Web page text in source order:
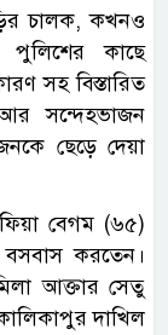
চালক, কখনও
পুলিশের কাছে
সহ বিস্তারিত
আর সন্দেহভাজন
ছেড়ে দেয়া
বেগম (৬৫)
করতেন।
আক্তার সেতু
দাখিল